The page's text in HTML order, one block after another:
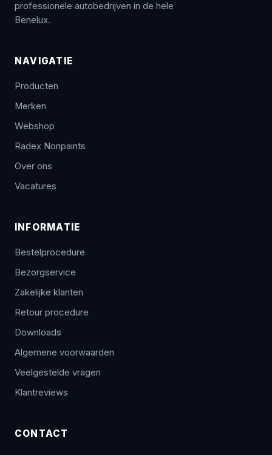
professionele autobedrijven in de hele
Benelux.
NAVIGATIE
Producten
Merken
Webshop
Radex Nonpaints
Over ons
Vacatures
INFORMATIE
Bestelprocedure
Bezorgservice
Zakelijke klanten
Retour procedure
Downloads
Algemene voorwaarden
Veelgestelde vragen
Klantreviews
CONTACT